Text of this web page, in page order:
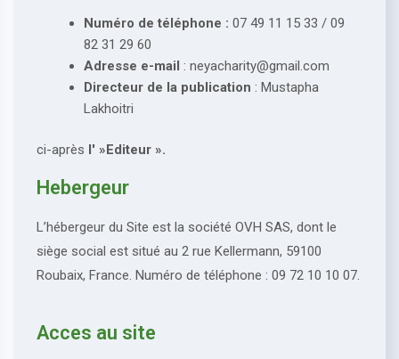
Numéro de téléphone :07 49 11 15 33 / 09
82 31 29 60
Adresse e-mail : neyacharity@gmail.com
Directeur de la publication : Mustapha
Lakhoitri
ci-après l' »Editeur ».
Hebergeur
L’hébergeur du Site est la société OVH SAS, dont le
siège social est situé au 2 rue Kellermann, 59100
Roubaix, France. Numéro de téléphone : 09 72 10 10 07.
Acces au site